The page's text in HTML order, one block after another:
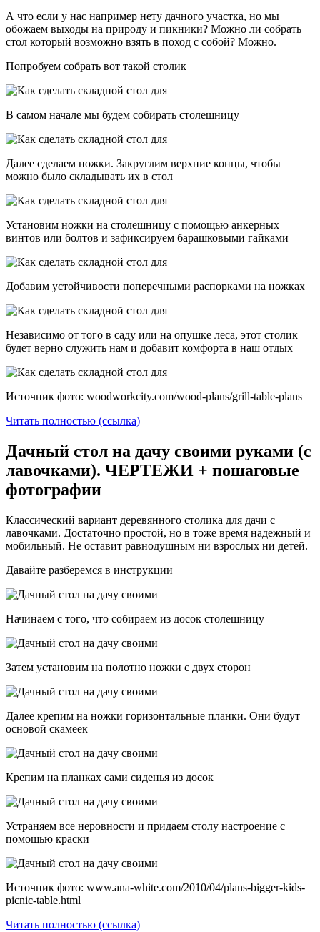
А что если у нас например нету дачного участка, но мы
обожаем выходы на природу и пикники? Можно ли собрать
стол который возможно взять в поход с собой? Можно.
Попробуем собрать вот такой столик
В самом начале мы будем собирать столешницу
Далее сделаем ножки. Закруглим верхние концы, чтобы
можно было складывать их в стол
Установим ножки на столешницу с помощью анкерных
винтов или болтов и зафиксируем барашковыми гайками
Добавим устойчивости поперечными распорками на ножках
Независимо от того в саду или на опушке леса, этот столик
будет верно служить нам и добавит комфорта в наш отдых
Источник фото: woodworkcity.com/wood-plans/grill-table-plans
Читать полностью (ссылка)
Дачный стол на дачу своими руками (с
лавочками). ЧЕРТЕЖИ + пошаговые
фотографии
Классический вариант деревянного столика для дачи с
лавочками. Достаточно простой, но в тоже время надежный и
мобильный. Не оставит равнодушным ни взрослых ни детей.
Давайте разберемся в инструкции
Начинаем с того, что собираем из досок столешницу
Затем установим на полотно ножки с двух сторон
Далее крепим на ножки горизонтальные планки. Они будут
основой скамеек
Крепим на планках сами сиденья из досок
Устраняем все неровности и придаем столу настроение с
помощью краски
Источник фото: www.ana-white.com/2010/04/plans-bigger-kids-
picnic-table.html
Читать полностью (ссылка)